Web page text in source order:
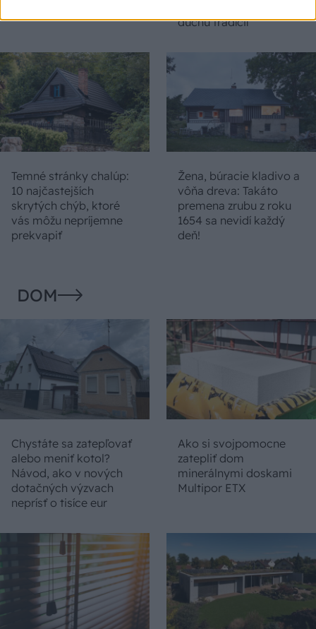
duchu tradícií
Temné stránky chalúp:
10 najčastejších
skrytých chýb, ktoré
vás môžu nepríjemne
prekvapiť
Žena, búracie kladivo a
vôňa dreva: Takáto
premena zrubu z roku
1654 sa nevidí každý
deň!
DOM
Chystáte sa zatepľovať
alebo meniť kotol?
Návod, ako v nových
dotačných výzvach
neprísť o tisíce eur
Ako si svojpomocne
zatepliť dom
minerálnymi doskami
Multipor ETX